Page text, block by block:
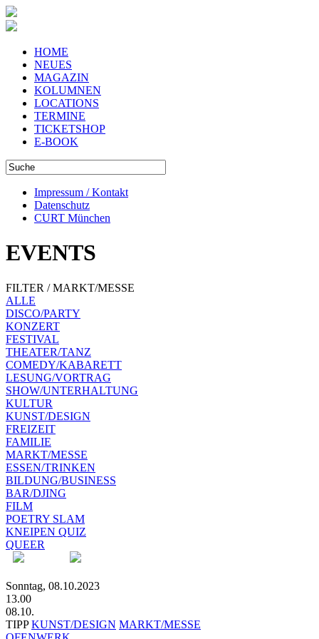
HOME
NEUES
MAGAZIN
KOLUMNEN
LOCATIONS
TERMINE
TICKETSHOP
E-BOOK
Impressum / Kontakt
Datenschutz
CURT München
EVENTS
FILTER / MARKT/MESSE
ALLE
DISCO/PARTY
KONZERT
FESTIVAL
THEATER/TANZ
COMEDY/KABARETT
LESUNG/VORTRAG
SHOW/UNTERHALTUNG
KULTUR
KUNST/DESIGN
FREIZEIT
FAMILIE
MARKT/MESSE
ESSEN/TRINKEN
BILDUNG/BUSINESS
BAR/DJING
FILM
POETRY SLAM
KNEIPEN QUIZ
QUEER
Sonntag, 08.10.2023
13.00
08.10.
TIPP KUNST/DESIGN MARKT/MESSE